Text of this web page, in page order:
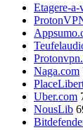
Etagere-
Naga.com
Uber.com
NousLib